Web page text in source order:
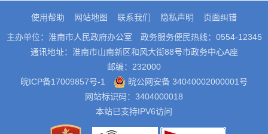
使用帮助 网站地图 联系我们 隐私声明 页面纠错
主办单位：淮南市人民政府办公室
政务服务便民热线：0554-12345
通讯地址：淮南市山南新区和风大街88号市政务中心A座
邮编：232000
皖ICP备17009857号-1
皖公网安备 34040002000001号
网站标识码：3404000018
本站已支持IPV6访问